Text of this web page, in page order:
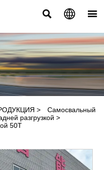
  
>
Самосвальный
разгрузкой >
50T